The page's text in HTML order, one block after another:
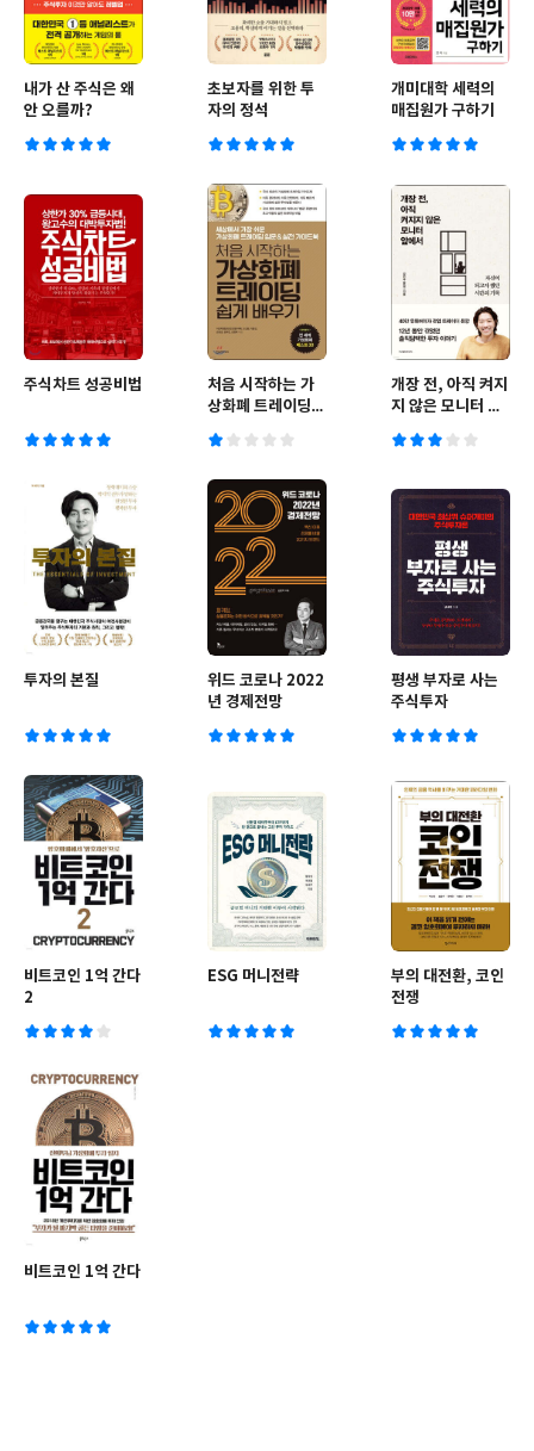
내가 산 주식은 왜
안 오를까?
초보자를 위한 투
자의 정석
개미대학 세력의
매집원가 구하기
주식차트 성공비법
처음 시작하는 가
상화폐 트레이딩
개장 전, 아직 켜지
지 않은 모니터 앞
투자의 본질
위드 코로나 2022
년 경제전망
평생 부자로 사는
주식투자
비트코인 1억 간다
2
ESG 머니전략
부의 대전환, 코인
전쟁
비트코인 1억 간다